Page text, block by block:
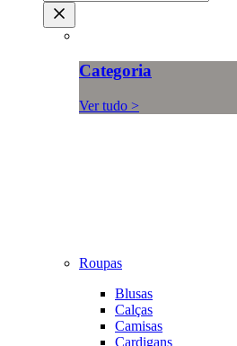
Categoria
Ver tudo >
Roupas
Blusas
Calças
Camisas
Cardigans